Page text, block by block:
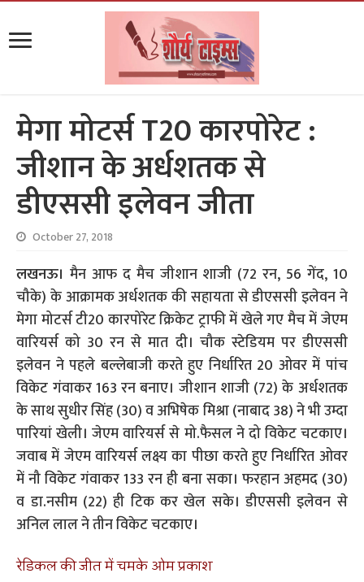
मेगा मोटर्स T20 कारपोरेट :
जीशान के अर्धशतक से
डीएससी इलेवन जीता
October 27, 2018
लखनऊ। मैन आफ द मैच जीशान शाजी (72 रन, 56 गेंद, 10
चौके) के आक्रामक अर्धशतक की सहायता से डीएससी इलेवन ने
मेगा मोटर्स टी20 कारपोरेट क्रिकेट ट्राफी में खेले गए मैच में जेएम
वारियर्स को 30 रन से मात दी। चौक स्टेडियम पर डीएससी
इलेवन ने पहले बल्लेबाजी करते हुए निर्धारित 20 ओवर में पांच
विकेट गंवाकर 163 रन बनाए। जीशान शाजी (72) के अर्धशतक
के साथ सुधीर सिंह (30) व अभिषेक मिश्रा (नाबाद 38) ने भी उम्दा
पारियां खेली। जेएम वारियर्स से मो.फैसल ने दो विकेट चटकाए।
जवाब में जेएम वारियर्स लक्ष्य का पीछा करते हुए निर्धारित ओवर
में नौ विकेट गंवाकर 133 रन ही बना सका। फरहान अहमद (30)
व डा.नसीम (22) ही टिक कर खेल सके। डीएससी इलेवन से
अनिल लाल ने तीन विकेट चटकाए।
रेडिकल की जीत में चमके ओम प्रकाश